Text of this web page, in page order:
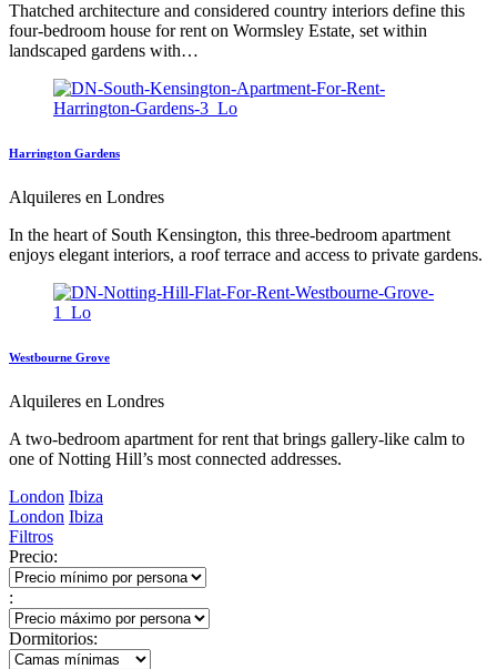
Thatched architecture and considered country interiors define this
four-bedroom house for rent on Wormsley Estate, set within
landscaped gardens with…
Harrington Gardens
Alquileres en Londres
In the heart of South Kensington, this three-bedroom apartment
enjoys elegant interiors, a roof terrace and access to private gardens.
Westbourne Grove
Alquileres en Londres
A two-bedroom apartment for rent that brings gallery-like calm to
one of Notting Hill’s most connected addresses.
London Ibiza
London Ibiza
Filtros
Precio:
:
Dormitorios: